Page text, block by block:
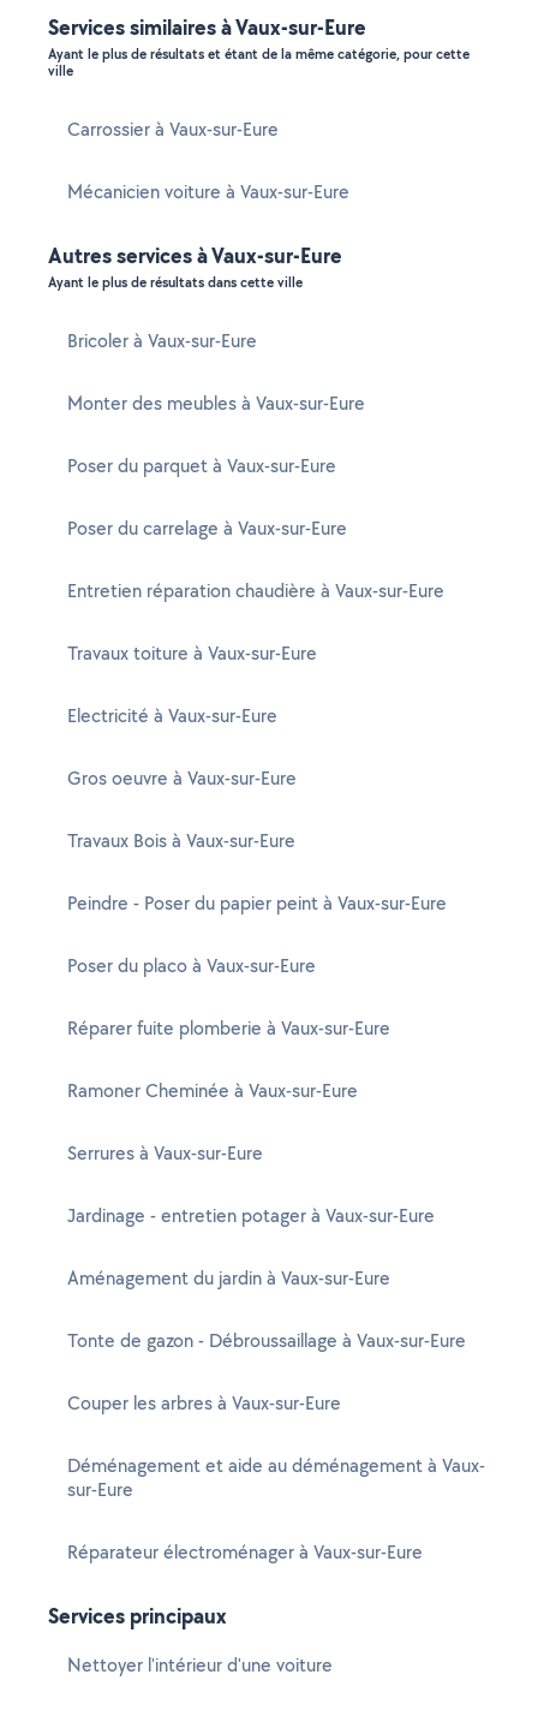
Services similaires à Vaux-sur-Eure
Ayant le plus de résultats et étant de la même catégorie, pour cette
ville
Carrossier à Vaux-sur-Eure
Mécanicien voiture à Vaux-sur-Eure
Autres services à Vaux-sur-Eure
Ayant le plus de résultats dans cette ville
Bricoler à Vaux-sur-Eure
Monter des meubles à Vaux-sur-Eure
Poser du parquet à Vaux-sur-Eure
Poser du carrelage à Vaux-sur-Eure
Entretien réparation chaudière à Vaux-sur-Eure
Travaux toiture à Vaux-sur-Eure
Electricité à Vaux-sur-Eure
Gros oeuvre à Vaux-sur-Eure
Travaux Bois à Vaux-sur-Eure
Peindre - Poser du papier peint à Vaux-sur-Eure
Poser du placo à Vaux-sur-Eure
Réparer fuite plomberie à Vaux-sur-Eure
Ramoner Cheminée à Vaux-sur-Eure
Serrures à Vaux-sur-Eure
Jardinage - entretien potager à Vaux-sur-Eure
Aménagement du jardin à Vaux-sur-Eure
Tonte de gazon - Débroussaillage à Vaux-sur-Eure
Couper les arbres à Vaux-sur-Eure
Déménagement et aide au déménagement à Vaux-
sur-Eure
Réparateur électroménager à Vaux-sur-Eure
Services principaux
Nettoyer l'intérieur d'une voiture